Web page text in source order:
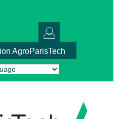
AgroParisTech
Translate